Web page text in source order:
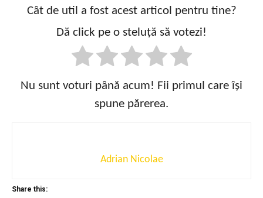
Cât de util a fost acest articol pentru tine?
Dă click pe o steluță să votezi!
Nu sunt voturi până acum! Fii primul care își
spune părerea.
Adrian Nicolae
Share this: